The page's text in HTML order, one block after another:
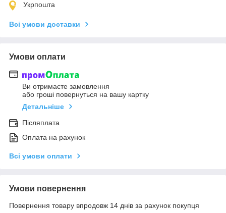
Укрпошта
Всі умови доставки
Умови оплати
Ви отримаєте замовлення
або гроші повернуться на вашу картку
Детальніше
Післяплата
Оплата на рахунок
Всі умови оплати
Умови повернення
Повернення товару впродовж 14 днів за рахунок покупця